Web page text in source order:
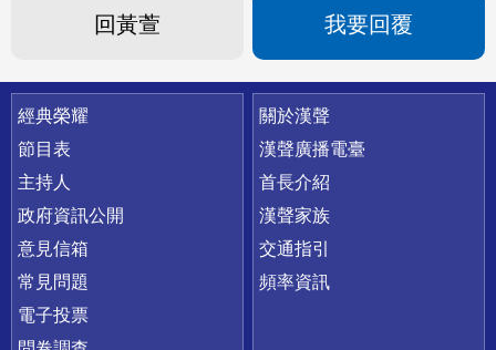
回黃萱 我要回覆
快速連結
經典榮耀
節目表
主持人
政府資訊公開
意見信箱
常見問題
電子投票
關於漢聲
漢聲廣播電臺
首長介紹
漢聲家族
交通指引
頻率資訊